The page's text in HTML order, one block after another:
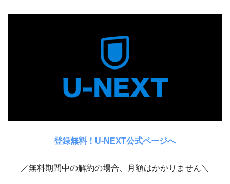
登録無料！U-NEXT公式ページへ
／無料期間中の解約の場合、月額はかかりません＼